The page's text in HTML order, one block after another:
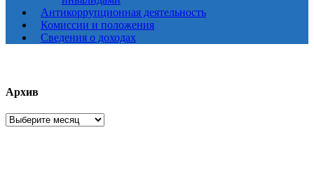
Антикоррупционная деятельность
Комиссии и положения
Сведения о доходах
Архив
Архив